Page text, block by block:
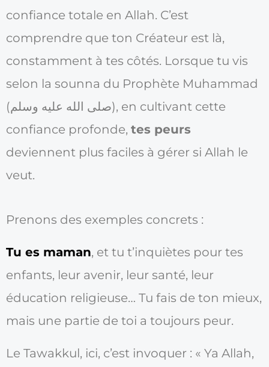
confiance totale en Allah. C’est
comprendre que ton Créateur est là,
constamment à tes côtés. Lorsque tu vis
selon la sounna du Prophète Muhammad
(صلى الله عليه وسلم), en cultivant cette
confiance profonde, tes peurs
deviennent plus faciles à gérer si Allah le
veut.
Prenons des exemples concrets :
Tu es maman, et tu t’inquiètes pour tes
enfants, leur avenir, leur santé, leur
éducation religieuse… Tu fais de ton mieux,
mais une partie de toi a toujours peur.
Le Tawakkul, ici, c’est invoquer : « Ya Allah,